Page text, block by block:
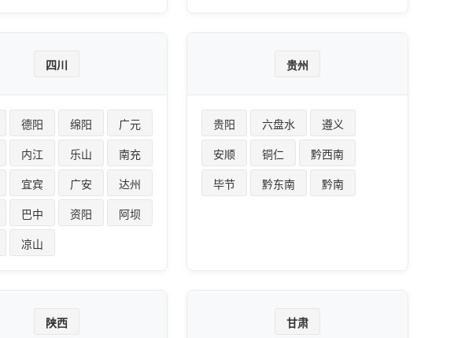
四川
德阳 绵阳
广元
内江 乐山
南充
宜宾 广安
达州
巴中 资阳
阿坝
凉山
贵州
贵阳 六盘水
遵义
安顺
铜仁
黔西南
毕节
黔东南 黔南
陕西 甘肃